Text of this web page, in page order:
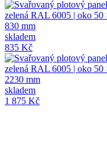
830 mm
skladem
835 Kč
2230 mm
skladem
1 875 Kč